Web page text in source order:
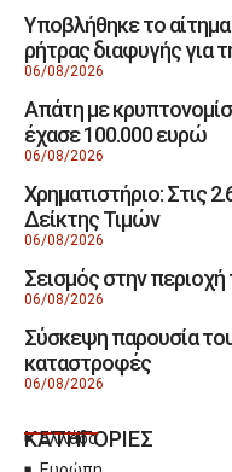
Υποβλήθηκε το
ρήτρας διαφυγής για
06/08/2026
Απάτη με
έχασε 100.000 ευρώ
06/08/2026
Χρηματιστήριο: Στις
Δείκτης Τιμών
06/08/2026
Σεισμός στην
06/08/2026
Σύσκεψη παρουσία
καταστροφές
06/08/2026
ΚΑΤΗΓΟΡΙΕΣ
Ελλάδα